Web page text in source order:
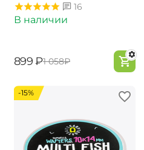
16
В наличии
‍899‍ ₽‍1 058‍₽
-15%